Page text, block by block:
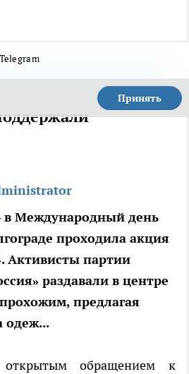
Принять
в Международный день
проходила акция
Активисты партии
раздавали в центре
предлагая
одеж...
обращением к